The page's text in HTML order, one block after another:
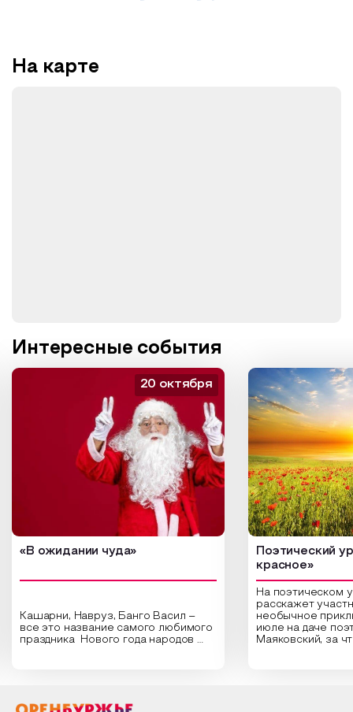
На карте
Интересные события
«В ожидании чуда»
Кашарни, Навруз, Банго Васил –
все это название самого любимого
праздника Нового года народов
20 октября
Поэтический
красное»
На поэтическом
расскажет
необычное
июле на даче
Маяковский, за